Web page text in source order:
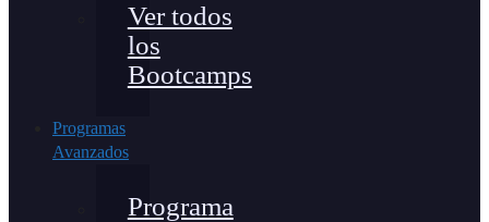
Ver todos
los
Bootcamps
Programas
Avanzados
Programa